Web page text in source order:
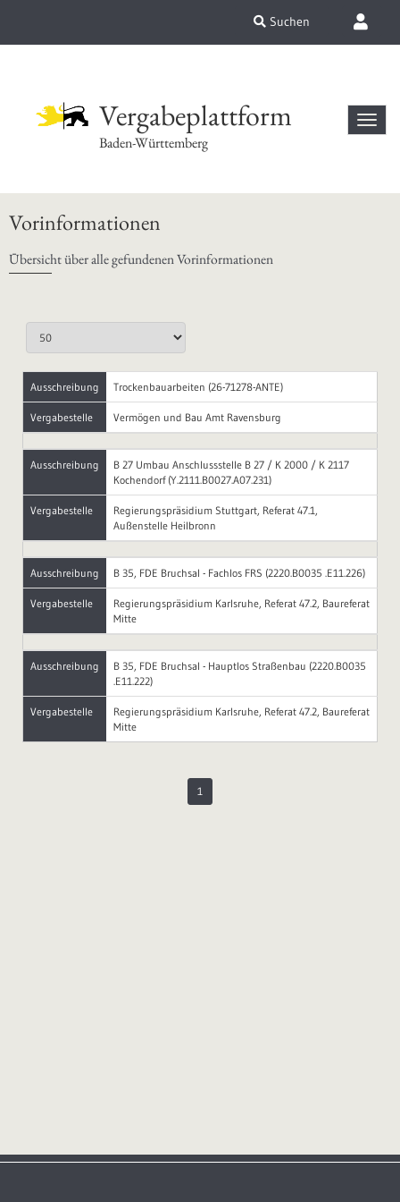
Suchen
Vergabeplattform
Baden-Württemberg
Vorinformationen
Übersicht über alle gefundenen Vorinformationen
Ausschreibung Trockenbauarbeiten (26-71278-ANTE)
Vergabestelle Vermögen und Bau Amt Ravensburg
Ausschreibung
B 27 Umbau Anschlussstelle B 27 / K 2000 / K 2117
Kochendorf (Y.2111.B0027.A07.231)
Vergabestelle
Regierungspräsidium Stuttgart, Referat 47.1,
Außenstelle Heilbronn
Ausschreibung B 35, FDE Bruchsal - Fachlos FRS (2220.B0035 .E11.226)
Vergabestelle
Regierungspräsidium Karlsruhe, Referat 47.2, Baureferat
Mitte
Ausschreibung
B 35, FDE Bruchsal - Hauptlos Straßenbau (2220.B0035
.E11.222)
Vergabestelle
Regierungspräsidium Karlsruhe, Referat 47.2, Baureferat
Mitte
1